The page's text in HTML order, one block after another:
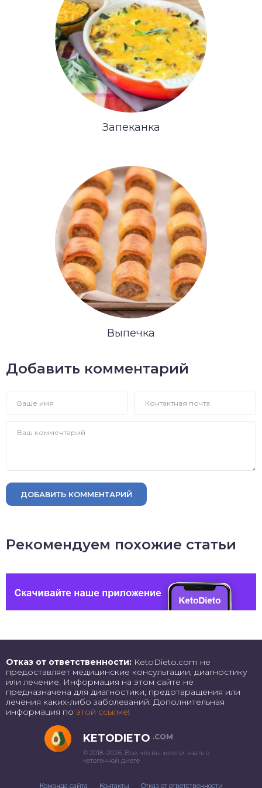
Запеканка
Выпечка
Добавить комментарий
ДОБАВИТЬ КОММЕНТАРИЙ
Рекомендуем похожие статьи
Отказ от ответственности: KetoDieto.com не
предоставляет медицинские консультации, диагностику
или лечение. Информация на этом сайте не
предназначена для диагностики, предотвращения или
лечения каких-либо заболеваний. Дополнительная
информация по этой ссылке!
KETODIETO .COM
© 2018–2026. Все, что вы хотели знать о
кетогенной диете
Команда сайта Контакты Отказ от ответственности